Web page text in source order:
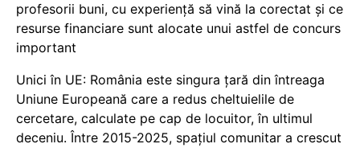
profesorii buni, cu experiență să vină la corectat și ce
resurse financiare sunt alocate unui astfel de concurs
important
Unici în UE: România este singura țară din întreaga
Uniune Europeană care a redus cheltuielile de
cercetare, calculate pe cap de locuitor, în ultimul
deceniu. Între 2015-2025, spațiul comunitar a crescut